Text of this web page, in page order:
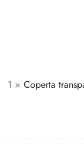
1 × Coperta